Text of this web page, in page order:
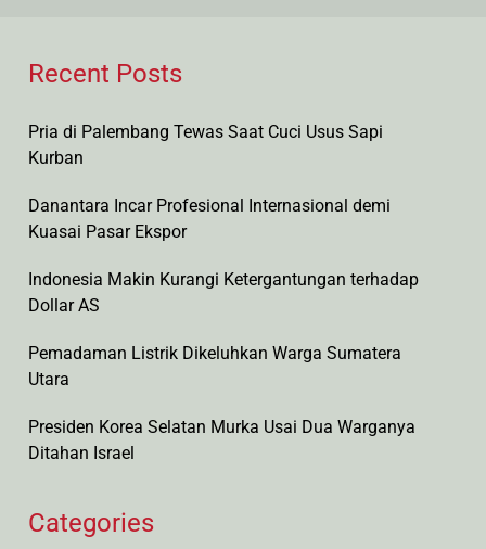
Recent Posts
Pria di Palembang Tewas Saat Cuci Usus Sapi
Kurban
Danantara Incar Profesional Internasional demi
Kuasai Pasar Ekspor
Indonesia Makin Kurangi Ketergantungan terhadap
Dollar AS
Pemadaman Listrik Dikeluhkan Warga Sumatera
Utara
Presiden Korea Selatan Murka Usai Dua Warganya
Ditahan Israel
Categories